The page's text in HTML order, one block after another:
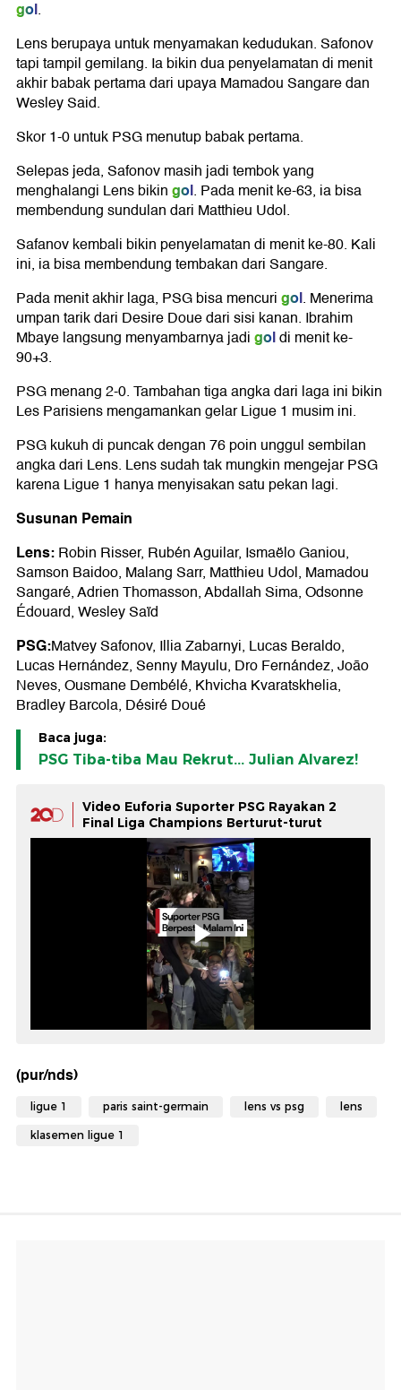
gol.
Lens berupaya untuk menyamakan kedudukan. Safonov
tapi tampil gemilang. Ia bikin dua penyelamatan di menit
akhir babak pertama dari upaya Mamadou Sangare dan
Wesley Said.
Skor 1-0 untuk PSG menutup babak pertama.
Selepas jeda, Safonov masih jadi tembok yang
menghalangi Lens bikingol. Pada menit ke-63, ia bisa
membendung sundulan dari Matthieu Udol.
Safanov kembali bikin penyelamatan di menit ke-80. Kali
ini, ia bisa membendung tembakan dari Sangare.
Pada menit akhir laga, PSG bisa mencurigol. Menerima
umpan tarik dari Desire Doue dari sisi kanan. Ibrahim
Mbaye langsung menyambarnya jadigoldi menit ke-
90+3.
PSG menang 2-0. Tambahan tiga angka dari laga ini bikin
Les Parisiens mengamankan gelar Ligue 1 musim ini.
PSG kukuh di puncak dengan 76 poin unggul sembilan
angka dari Lens. Lens sudah tak mungkin mengejar PSG
karena Ligue 1 hanya menyisakan satu pekan lagi.
Susunan Pemain
Lens:Robin Risser, Rubén Aguilar, Ismaëlo Ganiou,
Samson Baidoo, Malang Sarr, Matthieu Udol, Mamadou
Sangaré, Adrien Thomasson, Abdallah Sima, Odsonne
Édouard, Wesley Saïd
PSG:Matvey Safonov, Illia Zabarnyi, Lucas Beraldo,
Lucas Hernández, Senny Mayulu, Dro Fernández, João
Neves, Ousmane Dembélé, Khvicha Kvaratskhelia,
Bradley Barcola, Désiré Doué
Baca juga:
PSG Tiba-tiba Mau Rekrut... Julian Alvarez!
Video Euforia Suporter PSG Rayakan 2
Final Liga Champions Berturut-turut
(pur/nds)
ligue 1 paris saint-germain lens vs psg lens
klasemen ligue 1